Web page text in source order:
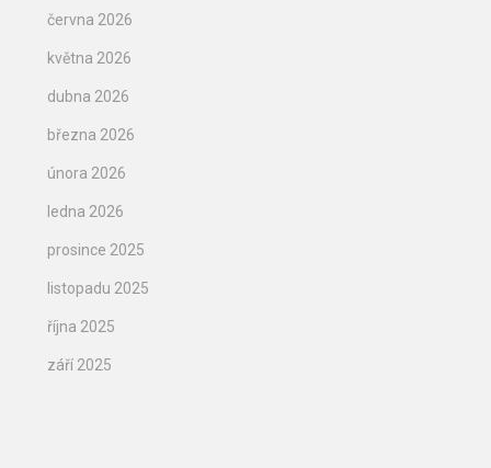
června 2026
května 2026
dubna 2026
března 2026
února 2026
ledna 2026
prosince 2025
listopadu 2025
října 2025
září 2025